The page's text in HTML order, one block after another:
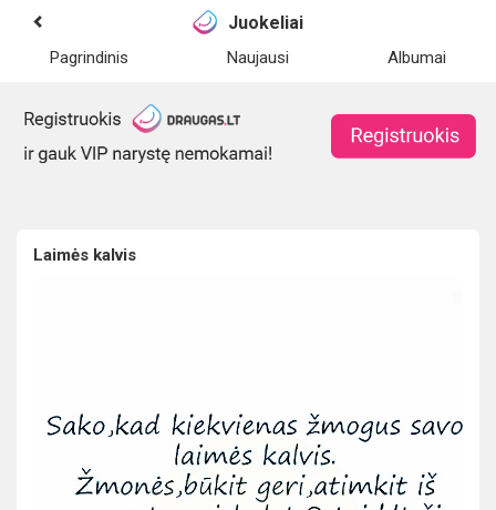
Juokeliai
Pagrindinis Naujausi Albumai
Laimės kalvis